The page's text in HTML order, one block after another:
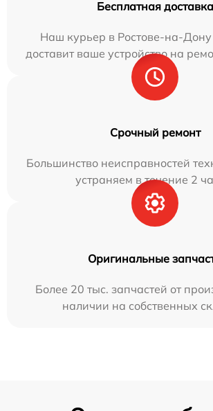
Бесплатная доставка
Наш курьер в Ростове-на-Дону
доставит ваше устройство на
Срочный ремонт
Большинство неисправностей
устраняем в течение 2
Оригинальные
Более 20 тыс. запчастей от
наличии на собственных